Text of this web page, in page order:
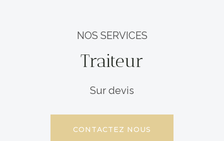
NOS SERVICES
Traiteur
Sur devis
CONTACTEZ NOUS